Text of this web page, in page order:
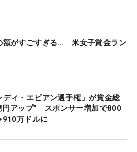
に2ボギー。ステファニー・
ラリア）との一騎打ちで、14
を奪うと、同スコアで並んで
グルを奪取し優勝を決めた。
場を決めている。2年ぶり2度
古江をはじめ、昨年の「AIG
）に続くメジャー優勝を狙う
かかる。メジャー第3戦の
選手権」では前哨戦で勝利
額がすごすぎる… 米女子賞金ラン
ディ・エビアン選手権」が賞金総
円アップ” スポンサー増加で800
万ドルに